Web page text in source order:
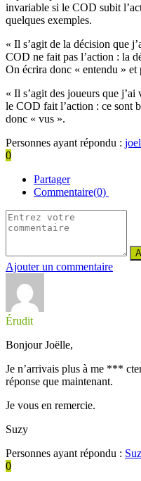
invariable si le COD subit
quelques exemples.
« Il s’agit de la décision que
COD ne fait pas l’action : la
On écrira donc « entendu » et
« Il s’agit des joueurs que
le COD fait l’action : ce sont
donc « vus ».
Personnes ayant répondu :
0
Partager
Commentaire(0)
Ajouter un commentaire
Érudit
Bonjour Joëlle,
Je n’arrivais plus à me ***
réponse que maintenant.
Je vous en remercie.
Suzy
Personnes ayant répondu :
0